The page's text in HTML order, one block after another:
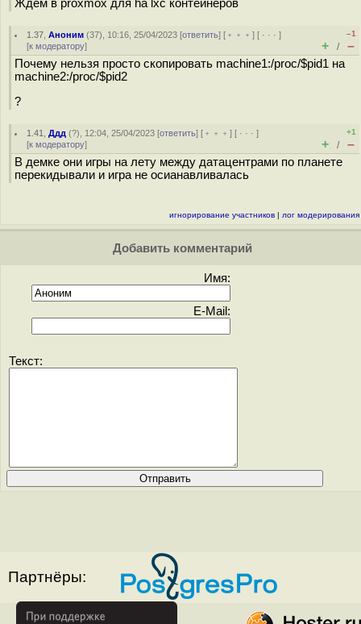
Ждем в proxmox для ha lxc контейнеров
1.37 ,Аноним (37), 10:16, 25/04/2023 [ответить] [ ﹢﹢﹢] [ · · ·]
[к модератору]
–1
+ / –
Почему нельзя просто скопировать machine1:/proc/$pid1 на
machine2:/proc/$pid2
?
1.41 ,Ддд (?), 12:04, 25/04/2023 [ответить] [ ﹢﹢﹢] [ · · ·]
[к модератору]
+1
+ / –
В демке они игры на лету между датацентрами по планете
перекидывали и игра не осианавливалась
игнорирование участников | лог модерирования
Добавить комментарий
Имя:
E-Mail:
Текст:
Партнёры: